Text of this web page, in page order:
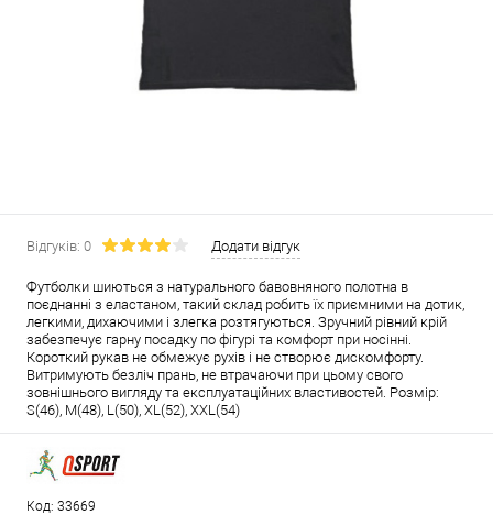
Відгуків: 0 Додати відгук
Футболки шиються з натурального бавовняного полотна в
поєднанні з еластаном, такий склад робить їх приємними на дотик,
легкими, дихаючими і злегка розтягуються. Зручний рівний крій
забезпечує гарну посадку по фігурі та комфорт при носінні.
Короткий рукав не обмежує рухів і не створює дискомфорту.
Витримують безліч прань, не втрачаючи при цьому свого
зовнішнього вигляду та експлуатаційних властивостей. Розмір:
S(46), M(48), L(50), XL(52), XXL(54)
Код: 33669